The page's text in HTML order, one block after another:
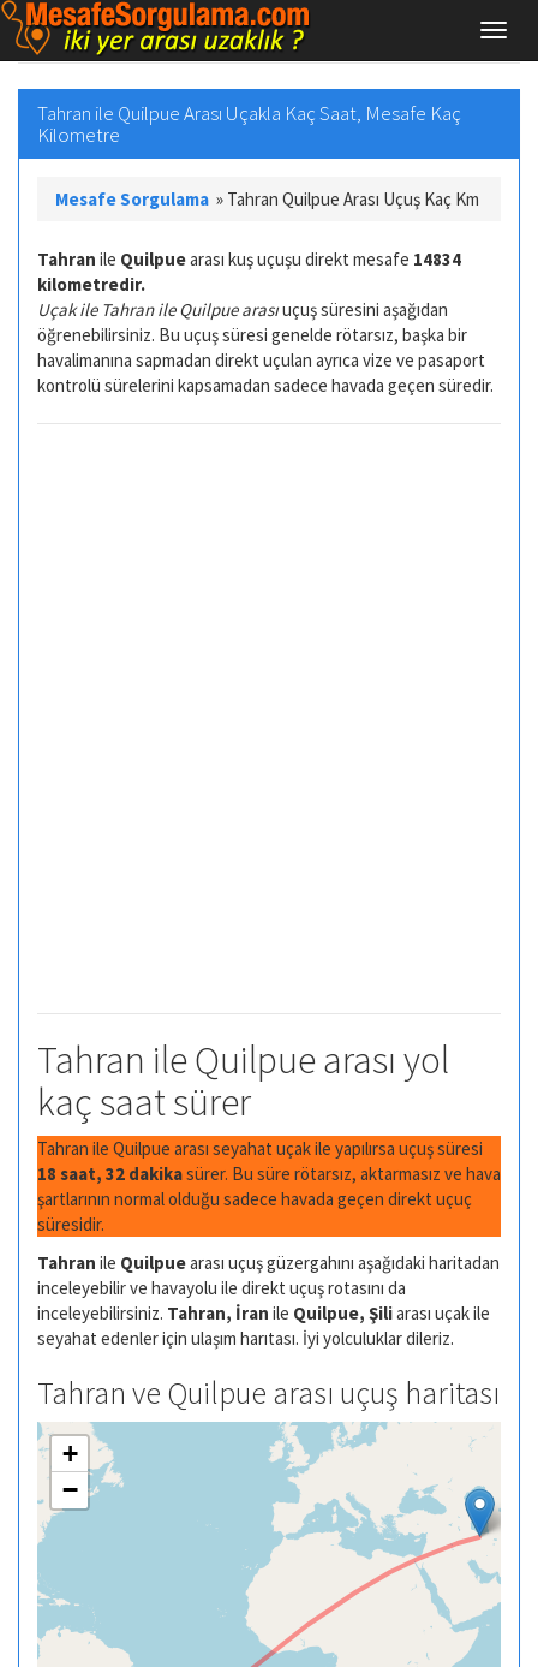
Tahran ile Quilpue Arası Uçakla Kaç Saat, Mesafe Kaç
Kilometre
Mesafe Sorgulama » Tahran Quilpue Arası Uçuş Kaç Km
Tahran ile Quilpuearası kuş uçuşu direkt mesafe 14834
kilometredir.
Uçak ile Tahran ile Quilpue arasıuçuş süresini aşağıdan
öğrenebilirsiniz. Bu uçuş süresi genelde rötarsız, başka bir
havalimanına sapmadan direkt uçulan ayrıca vize ve pasaport
kontrolü sürelerini kapsamadan sadece havada geçen süredir.
Tahran ile Quilpue arası yol
kaç saat sürer
Tahran ile Quilpue arası seyahat uçak ile yapılırsa uçuş süresi
18 saat, 32 dakikasürer. Bu süre rötarsız, aktarmasız ve hava
şartlarının normal olduğu sadece havada geçen direkt uçuç
süresidir.
Tahran ile Quilpuearası uçuş güzergahını aşağıdaki haritadan
inceleyebilir ve havayolu ile direkt uçuş rotasını da
inceleyebilirsiniz. Tahran, İran ile Quilpue, Şiliarası uçak ile
seyahat edenler için ulaşım harıtası. İyi yolculuklar dileriz.
Tahran ve Quilpue arası uçuş haritası
+
−